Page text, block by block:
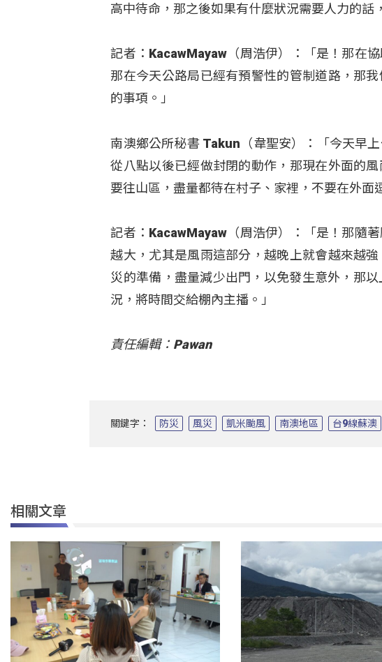
高中待命，那之後如果有什麼狀況需要人力的話
記者：KacawMayaw（周浩伊）：「是！那在
那在今天公路局已經有預警性的管制道路，那
的事項。」
南澳鄉公所秘書 Takun（韋聖安）：「今天早
從八點以後已經做封閉的動作，那現在外面的
要往山區，盡量都待在村子、家裡，不要在外面
記者：KacawMayaw（周浩伊）：「是！那隨
越大，尤其是風雨這部分，越晚上就會越來越
災的準備，盡量減少出門，以免發生意外，那
況，將時間交給棚內主播。」
責任編輯：Pawan
關鍵字： 防災 風災 凱米颱風 南澳地區 台9線蘇澳
相關文章